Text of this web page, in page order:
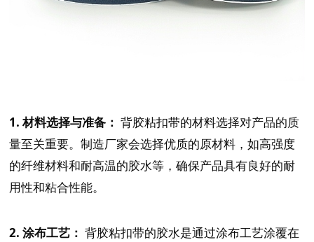
1. 材料选择与准备： 背胶粘扣带的材料选择对产品的质
量至关重要。制造厂家会选择优质的原材料，如高强度
的纤维材料和耐高温的胶水等，确保产品具有良好的耐
用性和粘合性能。
2. 涂布工艺： 背胶粘扣带的胶水是通过涂布工艺涂覆在